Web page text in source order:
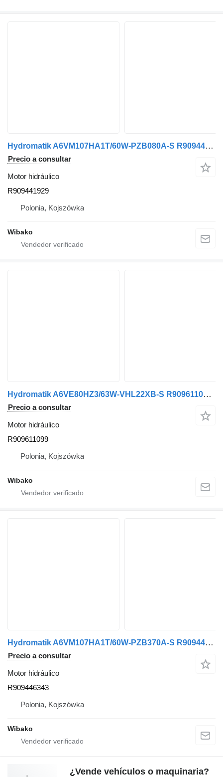
Hydromatik A6VM107HA1T/60W-PZB080A-S R909441929 motor hidráulico
Precio a consultar
Motor hidráulico
R909441929
Polonia, Kojszówka
Wibako
Hydromatik A6VE80HZ3/63W-VHL22XB-S R909611099 motor hidráulico
Precio a consultar
Motor hidráulico
R909611099
Polonia, Kojszówka
Wibako
Hydromatik A6VM107HA1T/60W-PZB370A-S R909446343 motor hidráulico
Precio a consultar
Motor hidráulico
R909446343
Polonia, Kojszówka
Wibako
¿Vende vehículos o maquinaria?